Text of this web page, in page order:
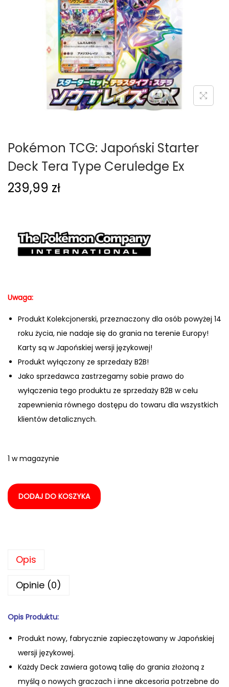
g
a
c
j
i
c
i
Pokémon TCG: Japoński Starter
Deck Tera Type Ceruledge Ex
239,99 zł
Uwaga:
Produkt Kolekcjonerski, przeznaczony dla osób powyżej 14
roku życia, nie nadaje się do grania na terenie Europy!
Karty są w Japońskiej wersji językowej!
Produkt wyłączony ze sprzedaży B2B!
Jako sprzedawca zastrzegamy sobie prawo do
wyłączenia tego produktu ze sprzedaży B2B w celu
zapewnienia równego dostępu do towaru dla wszystkich
klientów detalicznych.
1 w magazynie
DODAJ DO KOSZYKA
Opis
Opinie (0)
Opis Produktu:
Produkt nowy, fabrycznie zapieczętowany w Japońskiej
wersji językowej.
Każdy Deck zawiera gotową talię do grania złożoną z
myślą o nowych graczach i inne akcesoria potrzebne do